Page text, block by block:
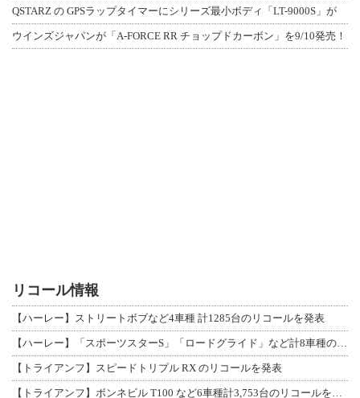
QSTARZ の GPSラップタイマーにシリーズ最小ボディ「LT-9000S」が
ウインズジャパンが「A-FORCE RR チョップドカーボン」を9/10発売！
リコール情報
【ハーレー】ストリートボブなど4車種 計1285台のリコールを発表
【ハーレー】「スポーツスターS」「ロードグライド」など計8車種のリコールを発表
【トライアンフ】スピードトリプル RX のリコールを発表
【トライアンフ】ボンネビル T100 など6車種計3,753台のリコールを発表